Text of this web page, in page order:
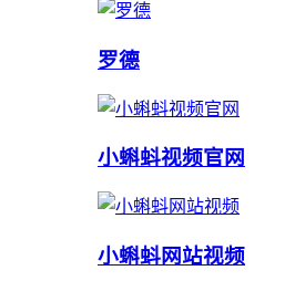
罗德
小蝌蚪视频官网
小蝌蚪网站视频